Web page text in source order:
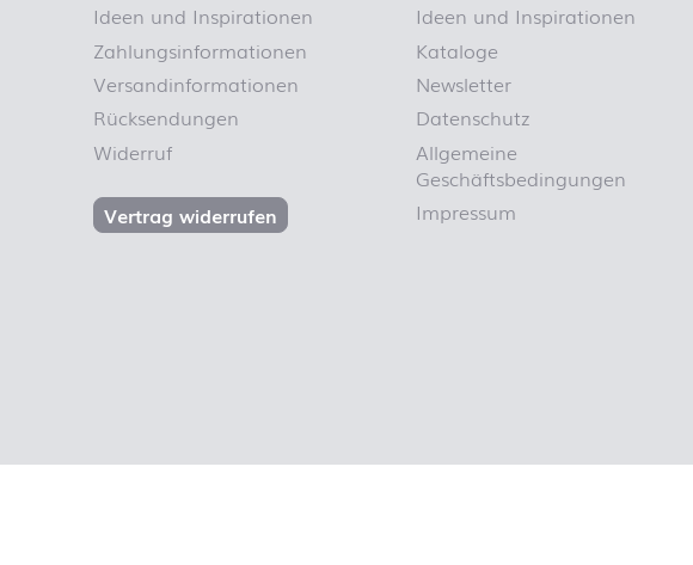
Ideen und Inspirationen
Zahlungsinformationen
Versandinformationen
Rücksendungen
Widerruf
Vertrag widerrufen
Ideen und Inspirationen
Kataloge
Newsletter
Datenschutz
Allgemeine
Geschäftsbedingungen
Impressum